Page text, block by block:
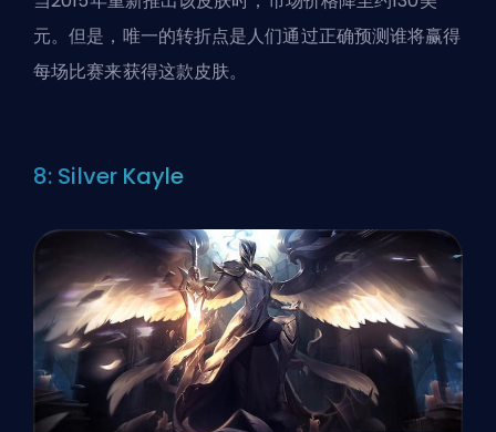
元。但是，唯一的转折点是人们通过正确预测谁将赢得
每场比赛来获得这款皮肤。
8: Silver Kayle